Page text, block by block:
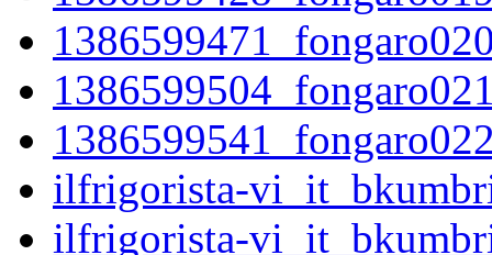
ilfrigorista-
ilfrigorista-